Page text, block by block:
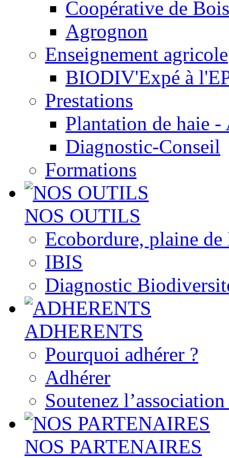
Coopérative de
Agrognon
Enseignement agricole
BIODIV'Expé à
Prestations
Plantation de haie
Diagnostic-Conseil
Formations
NOS OUTILS
Ecobordure, plaine de
IBIS
Diagnostic
ADHERENTS
Pourquoi adhérer ?
Adhérer
Soutenez
NOS PARTENAIRES